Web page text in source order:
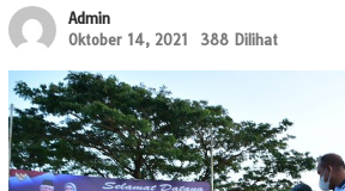
Admin
Oktober 14, 2021
388 Dilihat